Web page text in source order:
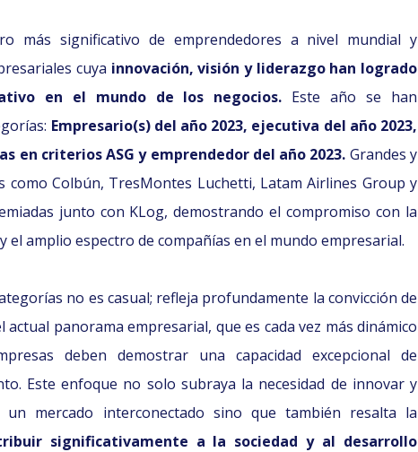
más significativo de emprendedores a nivel mundial y
cuya innovación, visión y liderazgo han logrado
en el mundo de los negocios. Este año se han
Empresario(s) del año 2023, ejecutiva del año 2023,
en criterios ASG y emprendedor del año 2023. Grandes y
como Colbún, TresMontes Luchetti, Latam Airlines Group y
junto con KLog, demostrando el compromiso con la
el amplio espectro de compañías en el mundo empresarial.
no es casual; refleja profundamente la convicción de
panorama empresarial, que es cada vez más dinámico
deben demostrar una capacidad excepcional de
Este enfoque no solo subraya la necesidad de innovar y
mercado interconectado sino que también resalta la
significativamente a la sociedad y al desarrollo